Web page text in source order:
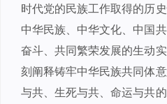
时代党的民族工作取得的历
中华民族、中华文化、中国
奋斗、共同繁荣发展的生动
刻阐释铸牢中华民族共同体
与共、生死与共、命运与共